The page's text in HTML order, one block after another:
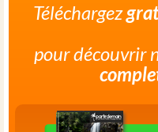
Téléchargez
pour découvrir